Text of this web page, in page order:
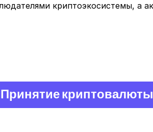
криптоэкосистемы, а
Принятие криптовалюты